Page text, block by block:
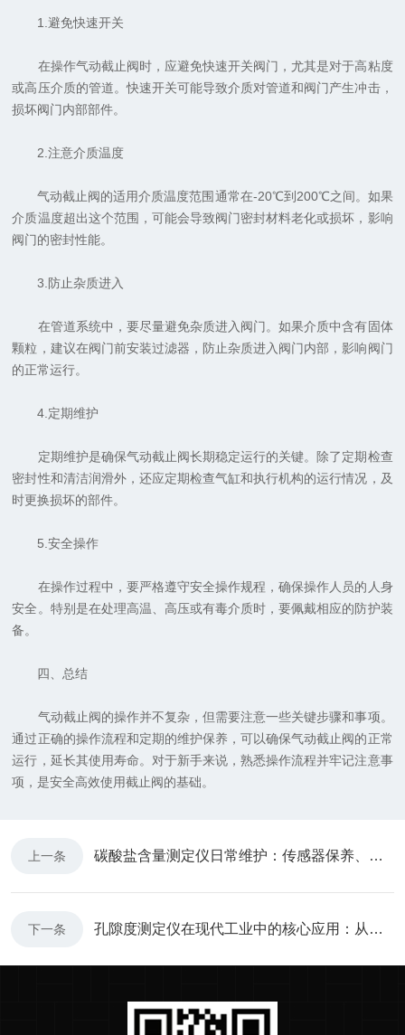
1.避免快速开关
在操作气动截止阀时，应避免快速开关阀门，尤其是对于高粘度
或高压介质的管道。快速开关可能导致介质对管道和阀门产生冲击，
损坏阀门内部部件。
2.注意介质温度
气动截止阀的适用介质温度范围通常在-20℃到200℃之间。如果
介质温度超出这个范围，可能会导致阀门密封材料老化或损坏，影响
阀门的密封性能。
3.防止杂质进入
在管道系统中，要尽量避免杂质进入阀门。如果介质中含有固体
颗粒，建议在阀门前安装过滤器，防止杂质进入阀门内部，影响阀门
的正常运行。
4.定期维护
定期维护是确保气动截止阀长期稳定运行的关键。除了定期检查
密封性和清洁润滑外，还应定期检查气缸和执行机构的运行情况，及
时更换损坏的部件。
5.安全操作
在操作过程中，要严格遵守安全操作规程，确保操作人员的人身
安全。特别是在处理高温、高压或有毒介质时，要佩戴相应的防护装
备。
四、总结
气动截止阀的操作并不复杂，但需要注意一些关键步骤和事项。
通过正确的操作流程和定期的维护保养，可以确保气动截止阀的正常
运行，延长其使用寿命。对于新手来说，熟悉操作流程并牢记注意事
项，是安全高效使用截止阀的基础。
上一条 碳酸盐含量测定仪日常维护：传感器保养、管路清洗与故障预防
下一条 孔隙度测定仪在现代工业中的核心应用：从建筑材料到能源材料的孔隙特性评估